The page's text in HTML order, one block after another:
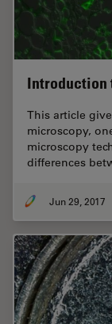
Introduction
This article
microscopy,
microscopy
differences
Jun 29, 2017